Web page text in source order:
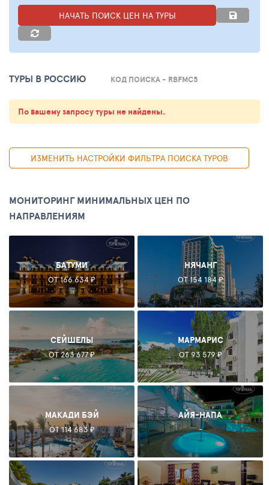
НАЧАТЬ ПОИСК ЦЕН НА ТУРЫ
ТУРЫ В РОССИЮ КОД ПОИСКА - RBFMC5
По вашему запросу туры не найдены.
ИЗМЕНИТЬ НАСТРОЙКИ ФИЛЬТРА ПОИСКА ТУРОВ
МОНИТОРИНГ МИНИМАЛЬНЫХ ЦЕН ПО
НАПРАВЛЕНИЯМ
БАТУМИ
ОТ 166 634 ₽
НЯЧАНГ
ОТ 154 184 ₽
СЕЙШЕЛЫ
ОТ 263 677 ₽
МАРМАРИС
ОТ 93 579 ₽
МАКАДИ БЭЙ
ОТ 114 683 ₽
АЙЯ-НАПА
-